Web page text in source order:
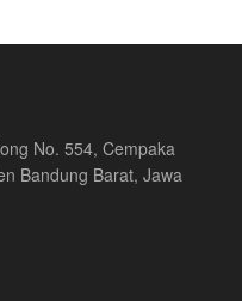
No. 554, Cempaka
Bandung Barat, Jawa